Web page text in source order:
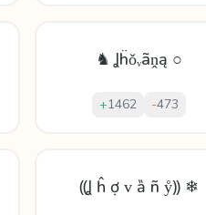
♞ Ʝḧǒᵥãṋą ○
+1462 -473
⸨Ʝ ĥ ợ ᴠ ȁ ñ ẙ⸩ ❄